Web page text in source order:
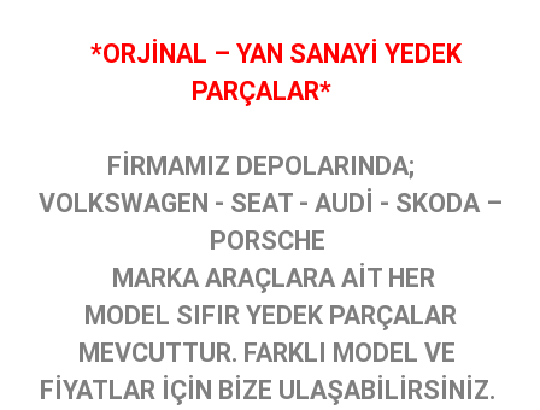
*ORJİNAL – YAN SANAYİ YEDEK
PARÇALAR*
FİRMAMIZ DEPOLARINDA;
VOLKSWAGEN - SEAT - AUDİ - SKODA –
PORSCHE
MARKA ARAÇLARA AİT HER
MODEL SIFIR YEDEK PARÇALAR
MEVCUTTUR. FARKLI MODEL VE
FİYATLAR İÇİN BİZE ULAŞABİLİRSİNİZ.